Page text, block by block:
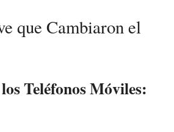
que Cambiaron el
Teléfonos Móviles: